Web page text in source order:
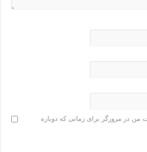
من در مرورگر برای زمانی که دوباره